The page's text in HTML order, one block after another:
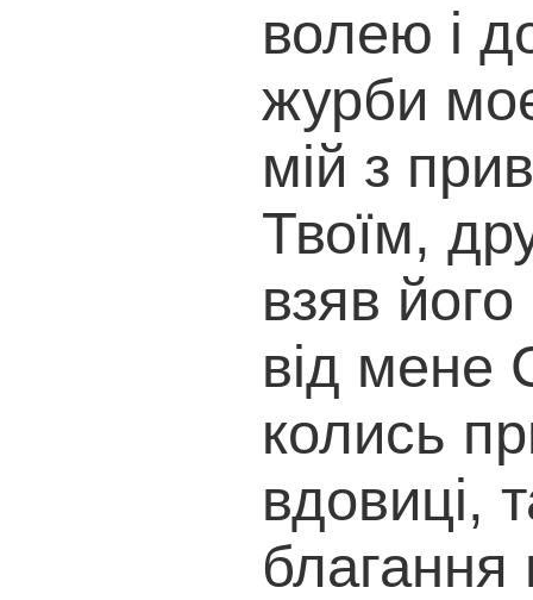
волею і
журби
мій з
Твоїм,
взяв
від мене
колись
вдовиці,